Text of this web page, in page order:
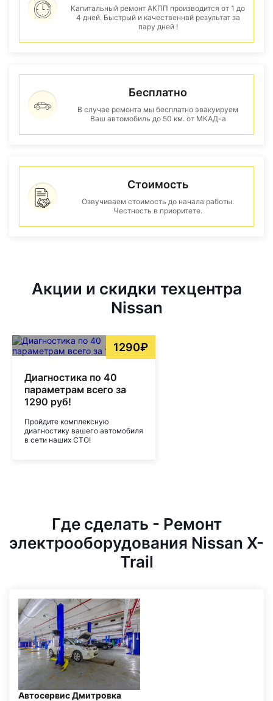
Капитальный ремонт АКПП производится от 1 до
4 дней. Быстрый и качественнвй результат за
пару дней !
Бесплатно
В случае ремонта мы бесплатно эвакуируем
Ваш автомобиль до 50 км. от МКАД-а
Стоимость
Озвучиваем стоимость до начала работы.
Честность в приоритете.
Акции и скидки техцентра
Nissan
1290₽
Диагностика по 40
параметрам всего за
1290 руб!
Пройдите комплексную
диагностику вашего автомобиля
в сети наших СТО!
Где сделать - Ремонт
электрооборудования Nissan X-
Trail
Автосервис Дмитровка